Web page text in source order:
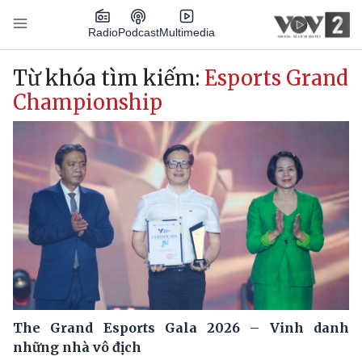
Nhảy đến nội dung
RadioPodcastMultimedia
Main navigation
Từ khóa tìm kiếm: Esports Grand
Championship
The Grand Esports Gala 2026 – Vinh danh
những nhà vô địch